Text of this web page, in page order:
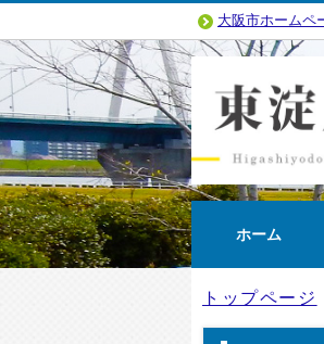
大阪市ホームペ
ホーム
トップページ